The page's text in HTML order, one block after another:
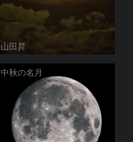
山田昇
中秋の名月